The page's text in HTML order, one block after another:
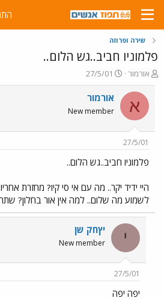
שירה ופרוזה
פלמוניו חביב..גש הלום..
פ
ו
ת
ח
ה
ש
א
אורמור
פ
ו
ר
ם
ר
27/5/01
א אורמור
New member
27/5/01
פלמוניו חביב..גש הלום..
היי ידיד יקר.. מה עם אי סי קיו? מחזרת
לשמוע מה שלום.. למה אין אור בחלון?
י יץחק שן
New member
27/5/01
יפה יפה